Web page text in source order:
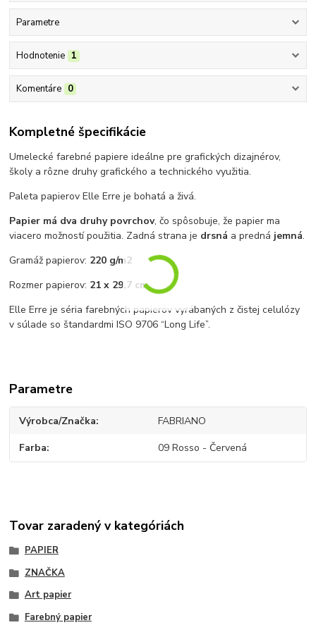
Parametre
Hodnotenie 1
Komentáre 0
Kompletné špecifikácie
Umelecké farebné papiere ideálne pre grafických dizajnérov,
školy a rôzne druhy grafického a technického využitia.
Paleta papierov Elle Erre je bohatá a živá.
Papier má dva druhy povrchov, čo spôsobuje, že papier ma
viacero možností použitia. Zadná strana je drsná a predná jemná.
Gramáž papierov: 220 g/m2
Rozmer papierov: 21 x 29,7 cm
Elle Erre je séria farebných papierov vyrábaných z čistej celulózy
v súlade so štandardmi ISO 9706 “Long Life”.
Parametre
Výrobca/Značka FABRIANO
Farba 09 Rosso - Červená
Tovar zaradený v kategóriách
PAPIER
ZNAČKA
Art papier
Farebný papier